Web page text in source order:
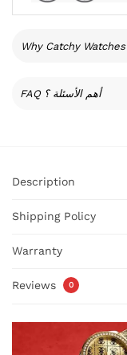
Why Catchy Watches
FAQ أهم الأسئلة ؟
Description
Shipping Policy
Warranty
Reviews 0